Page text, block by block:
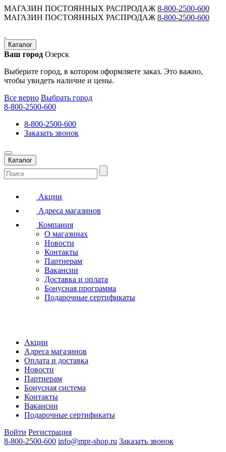
МАГАЗИН ПОСТОЯННЫХ РАСПРОДАЖ 8-800-2500-600
МАГАЗИН ПОСТОЯННЫХ РАСПРОДАЖ 8-800-2500-600
Каталог
Ваш город Озерск
Выберите город, в котором оформляете заказ. Это важно,
чтобы увидеть наличие и цены.
Все верно Выбрать город
8-800-2500-600
8-800-2500-600
Заказать звонок
Каталог
Акции
Адреса магазинов
Компания
О магазинах
Новости
Контакты
Партнерам
Вакансии
Доставка и оплата
Бонусная программа
Подарочные сертификаты
Акции
Адреса магазинов
Оплата и доставка
Новости
Партнерам
Бонусная система
Контакты
Вакансии
Подарочные сертификаты
Войти Регистрация
8-800-2500-600 info@mpr-shop.ru Заказать звонок